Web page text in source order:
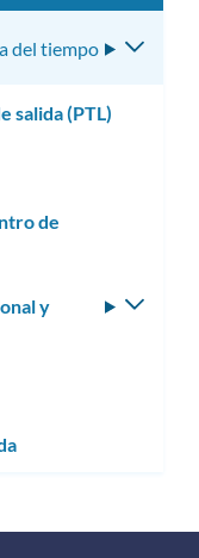
del tiempo
salida (PTL)
de
y